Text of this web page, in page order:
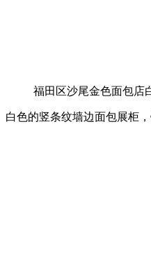
福田区沙尾金色面包店
白色的竖条纹墙边面包展柜